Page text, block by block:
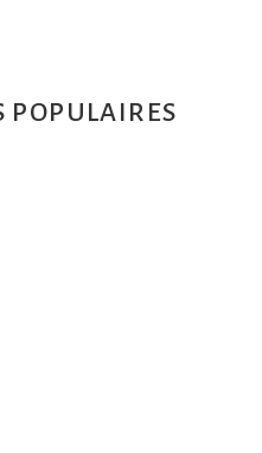
POPULAIRES